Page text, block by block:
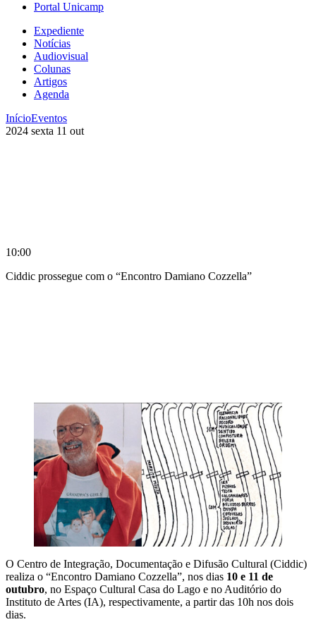
Portal Unicamp
Expediente
Notícias
Audiovisual
Colunas
Artigos
Agenda
InícioEventos
2024 sexta 11 out
10:00
Ciddic prossegue com o “Encontro Damiano Cozzella”
O Centro de Integração, Documentação e Difusão Cultural (Ciddic)
realiza o “Encontro Damiano Cozzella”, nos dias 10 e 11 de
outubro, no Espaço Cultural Casa do Lago e no Auditório do
Instituto de Artes (IA), respectivamente, a partir das 10h nos dois
dias.